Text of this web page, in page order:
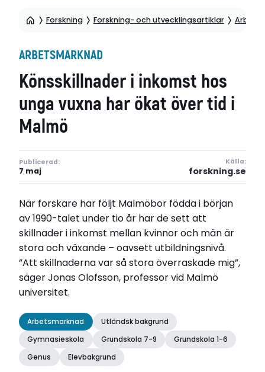
Forskning Forskning- och utvecklingsartiklar
ARBETSMARKNAD
Könsskillnader i inkomst hos
unga vuxna har ökat över tid i
Malmö
Publicerad:
7 maj
Källa:
forskning.se
När forskare har följt Malmöbor födda i början
av 1990-talet under tio år har de sett att
skillnader i inkomst mellan kvinnor och män är
stora och växande – oavsett utbildningsnivå.
”Att skillnaderna var så stora överraskade mig”,
säger Jonas Olofsson, professor vid Malmö
universitet.
Arbetsmarknad
Utländsk bakgrund
Gymnasieskola
Grundskola 7-9
Grundskola 1-6
Genus
Elevbakgrund